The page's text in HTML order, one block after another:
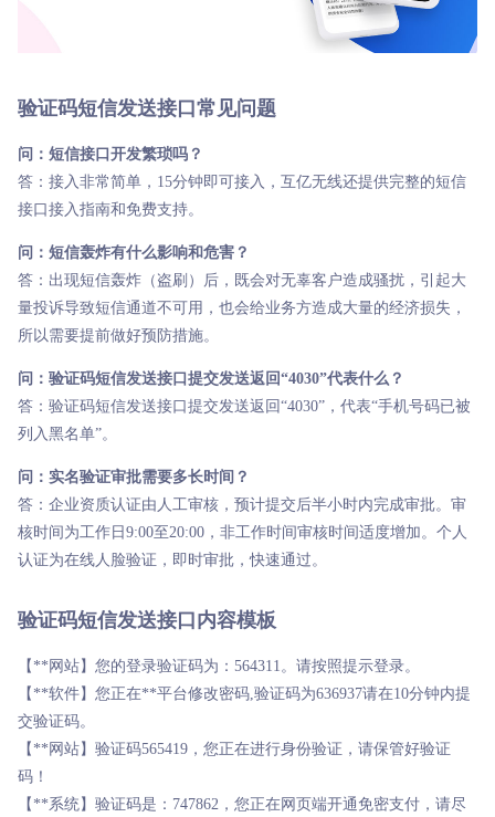
验证码短信发送接口常见问题
问：短信接口开发繁琐吗？
答：接入非常简单，15分钟即可接入，互亿无线还提供完整的短信
接口接入指南和免费支持。
问：短信轰炸有什么影响和危害？
答：出现短信轰炸（盗刷）后，既会对无辜客户造成骚扰，引起大
量投诉导致短信通道不可用，也会给业务方造成大量的经济损失，
所以需要提前做好预防措施。
问：验证码短信发送接口提交发送返回“4030”代表什么？
答：验证码短信发送接口提交发送返回“4030”，代表“手机号码已被
列入黑名单”。
问：实名验证审批需要多长时间？
答：企业资质认证由人工审核，预计提交后半小时内完成审批。审
核时间为工作日9:00至20:00，非工作时间审核时间适度增加。个人
认证为在线人脸验证，即时审批，快速通过。
验证码短信发送接口内容模板
【**网站】您的登录验证码为：564311。请按照提示登录。
【**软件】您正在**平台修改密码,验证码为636937请在10分钟内提
交验证码。
【**网站】验证码565419，您正在进行身份验证，请保管好验证
码！
【**系统】验证码是：747862，您正在网页端开通免密支付，请尽